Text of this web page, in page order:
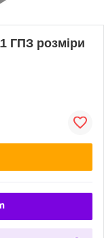
ГПЗ розміри